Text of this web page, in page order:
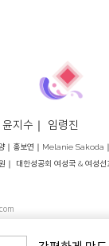
윤지수｜ 임령진
｜홍보연｜Melanie Sakoda
｜ 대한성공회 여성국 & 여성